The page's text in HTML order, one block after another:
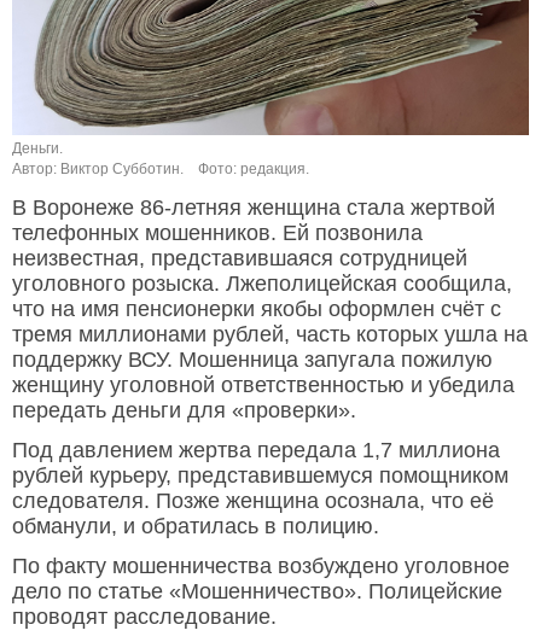
Деньги.
Автор: Виктор Субботин.
Фото: редакция.
В Воронеже 86-летняя женщина стала жертвой
телефонных мошенников. Ей позвонила
неизвестная, представившаяся сотрудницей
уголовного розыска. Лжеполицейская сообщила,
что на имя пенсионерки якобы оформлен счёт с
тремя миллионами рублей, часть которых ушла на
поддержку ВСУ. Мошенница запугала пожилую
женщину уголовной ответственностью и убедила
передать деньги для «проверки».
Под давлением жертва передала 1,7 миллиона
рублей курьеру, представившемуся помощником
следователя. Позже женщина осознала, что её
обманули, и обратилась в полицию.
По факту мошенничества возбуждено уголовное
дело по статье «Мошенничество». Полицейские
проводят расследование.